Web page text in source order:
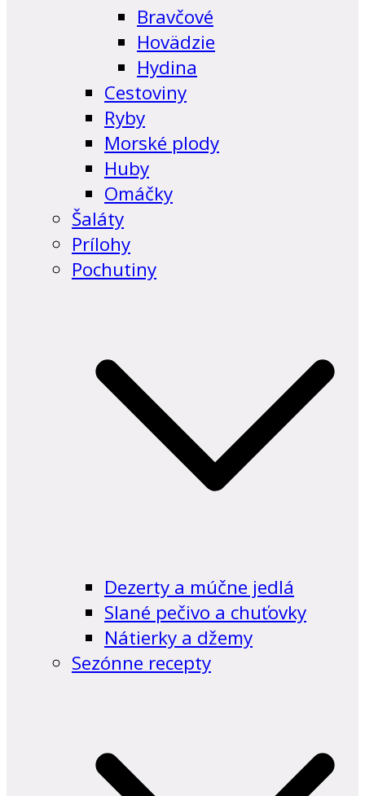
Bravčové
Hovädzie
Hydina
Cestoviny
Ryby
Morské plody
Huby
Omáčky
Šaláty
Prílohy
Pochutiny
Dezerty a múčne jedlá
Slané pečivo a chuťovky
Nátierky a džemy
Sezónne recepty